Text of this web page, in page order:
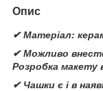
Опис
✔ Матеріал:
✔ Можливо
Розробка макету
✔ Чашки є і в